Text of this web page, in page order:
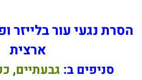
הסרת נגעי עור בלייזר
ארצית
סניפים ב: גבעתיים,